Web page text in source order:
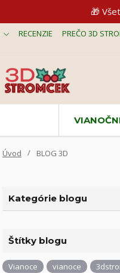
🎁
RECENZIE PREČO 3D
Úvod BLOG 3D
Kategórie blogu
Štítky blogu
Vianoce vianoce